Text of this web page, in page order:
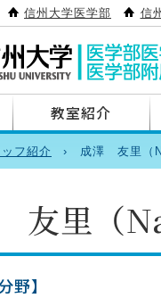
信州大学医学部 信
教室紹介
フ紹介 成澤 友里（
友里（
野】